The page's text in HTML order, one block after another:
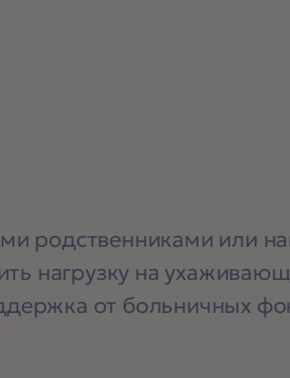
родственниками или
нагрузку на
от больничных